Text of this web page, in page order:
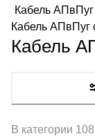
Кабель АПвПуг
Кабель АПвПуг
Кабель
В категории